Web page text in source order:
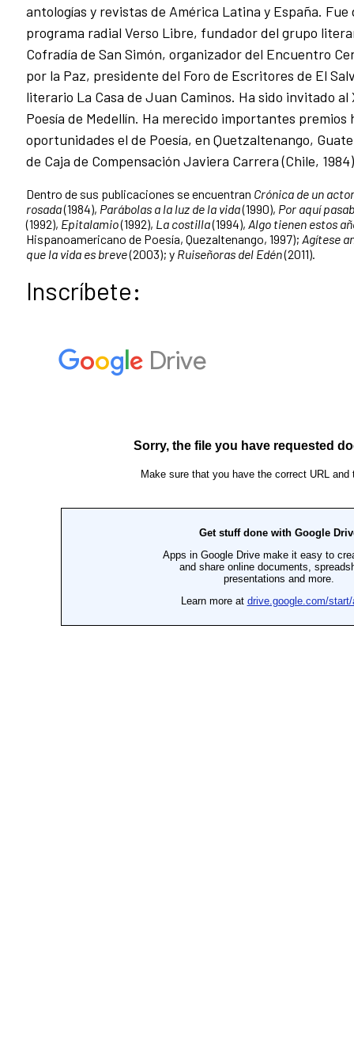
antologías y revistas de América Latina y España.
programa radial Verso Libre, fundador del grupo
Cofradía de San Simón, organizador del Encuentro
por la Paz, presidente del Foro de Escritores de El
literario La Casa de Juan Caminos. Ha sido invitado
Poesía de Medellín. Ha merecido importantes
oportunidades el de Poesía, en Quetzaltenango,
de Caja de Compensación Javiera Carrera (Chile,
Dentro de sus publicaciones se encuentran Crónica de un actor
rosada(1984), Parábolas a la luz de la vida(1990), Por aquí
(1992), Epitalamio(1992), La costilla(1994), Algo tienen estos
Hispanoamericano de Poesía, Quezaltenango, 1997); Agítese
que la vida es breve(2003); y Ruiseñoras del Edén(2011).
Inscríbete: